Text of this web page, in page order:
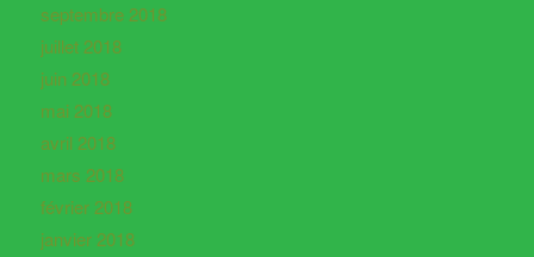
septembre 2018
juillet 2018
juin 2018
mai 2018
avril 2018
mars 2018
février 2018
janvier 2018